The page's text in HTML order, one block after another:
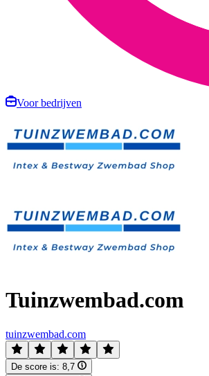
Voor bedrijven
Tuinzwembad.com
tuinzwembad.com
De score is: 8,7